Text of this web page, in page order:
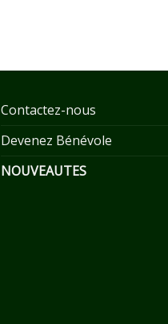
Contactez-nous
Devenez Bénévole
NOUVEAUTES